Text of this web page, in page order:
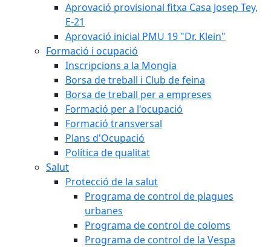
Aprovació provisional fitxa Casa Josep Tey,
E-21
Aprovació inicial PMU 19 "Dr. Klein"
Formació i ocupació
Inscripcions a la Mongia
Borsa de treball i Club de feina
Borsa de treball per a empreses
Formació per a l'ocupació
Formació transversal
Plans d'Ocupació
Política de qualitat
Salut
Protecció de la salut
Programa de control de plagues
urbanes
Programa de control de coloms
Programa de control de la Vespa